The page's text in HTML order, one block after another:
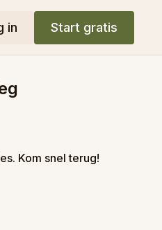
in Start gratis
Kom snel terug!